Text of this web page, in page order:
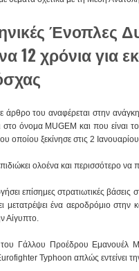
Ένοπλες
12 χρόνια για
άρθρο του αναφέρεται στην
στο όνομα MUGEM και που είναι
οποίου ξεκίνησε στις 2 Ιανουαρίου.
ολοένα και περισσότερο
επίσημες στρατιωτικές
μετατρέψει ένα αεροδρόμιο
Αίγυπτο.
Γάλλου Προέδρου Εμανουέλ
Typhoon απλώς εντείνει